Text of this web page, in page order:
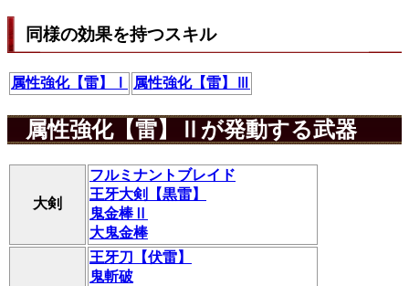
同様の効果を持つスキル
属性強化【雷】Ⅰ 属性強化【雷】Ⅲ
属性強化【雷】Ⅱが発動する武器
大剣
フルミナントブレイド
王牙大剣【黒雷】
鬼金棒Ⅱ
大鬼金棒
王牙刀【伏雷】
鬼斬破